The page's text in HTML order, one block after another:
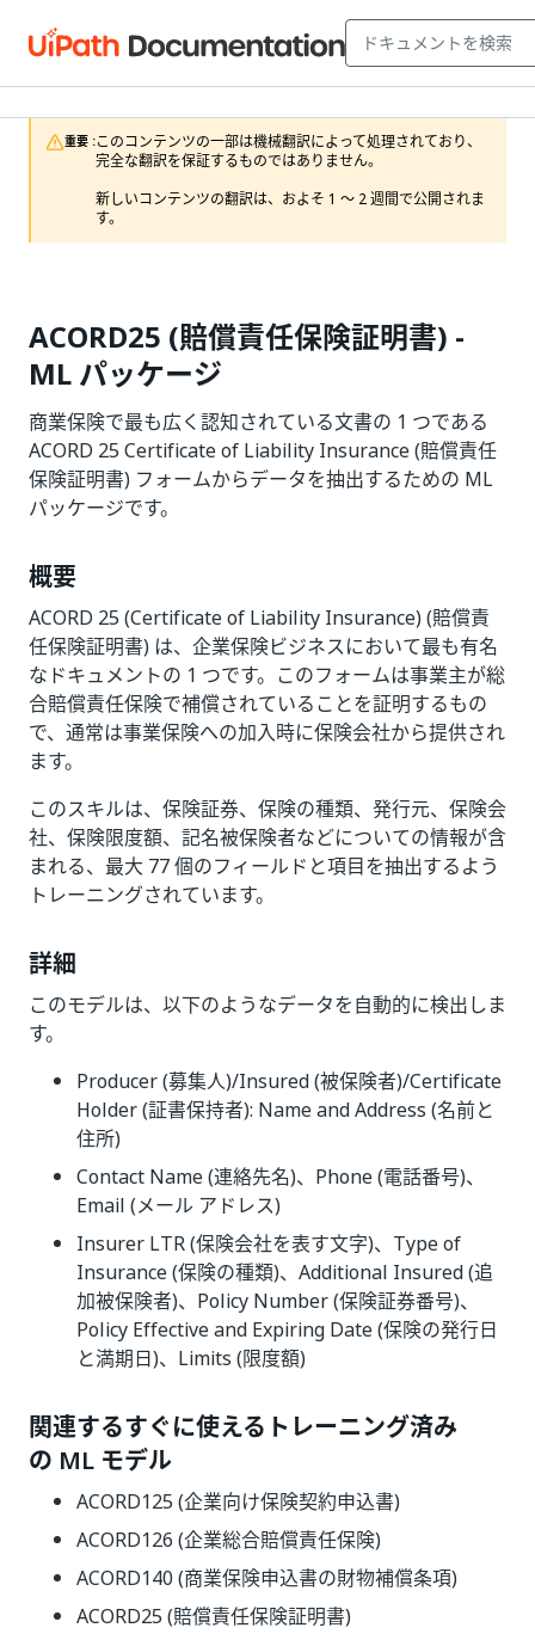
重要 :このコンテンツの一部は機械翻訳によって処理されており、
完全な翻訳を保証するものではありません。
新しいコンテンツの翻訳は、およそ 1 ～ 2 週間で公開されま
す。
ACORD25 (賠償責任保険証明書) -
ML パッケージ
商業保険で最も広く認知されている文書の 1 つである
ACORD 25 Certificate of Liability Insurance (賠償責任
保険証明書) フォームからデータを抽出するための ML
パッケージです。
概要
ACORD 25 (Certificate of Liability Insurance) (賠償責
任保険証明書) は、企業保険ビジネスにおいて最も有名
なドキュメントの 1 つです。このフォームは事業主が総
合賠償責任保険で補償されていることを証明するもの
で、通常は事業保険への加入時に保険会社から提供され
ます。
このスキルは、保険証券、保険の種類、発行元、保険会
社、保険限度額、記名被保険者などについての情報が含
まれる、最大 77 個のフィールドと項目を抽出するよう
トレーニングされています。
詳細
このモデルは、以下のようなデータを自動的に検出しま
す。
Producer (募集人)/Insured (被保険者)/Certificate
Holder (証書保持者): Name and Address (名前と
住所)
Contact Name (連絡先名)、Phone (電話番号)、
Email (メール アドレス)
Insurer LTR (保険会社を表す文字)、Type of
Insurance (保険の種類)、Additional Insured (追
加被保険者)、Policy Number (保険証券番号)、
Policy Effective and Expiring Date (保険の発行日
と満期日)、Limits (限度額)
関連するすぐに使えるトレーニング済み
の ML モデル
ACORD125 (企業向け保険契約申込書)
ACORD126 (企業総合賠償責任保険)
ACORD140 (商業保険申込書の財物補償条項)
ACORD25 (賠償責任保険証明書)